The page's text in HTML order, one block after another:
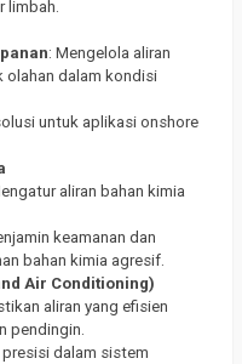
limbah.
: Mengelola aliran
olahan dalam kondisi
untuk aplikasi onshore
aliran bahan kimia
keamanan dan
bahan kimia agresif.
Air Conditioning)
aliran yang efisien
pendingin.
presisi dalam sistem